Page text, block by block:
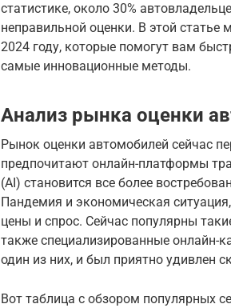
статистике, около 30%
неправильной оценки. В этой
2024 году, которые помогут вам
самые инновационные методы.
Анализ рынка оценки
Рынок оценки автомобилей сейчас
предпочитают онлайн-платформы
(AI) становится все более
Пандемия и экономическая
цены и спрос. Сейчас популярны
также специализированные онлайн-
один из них, и был приятно удивлен
Вот таблица с обзором популярных